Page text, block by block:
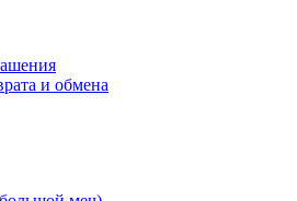
и обмена